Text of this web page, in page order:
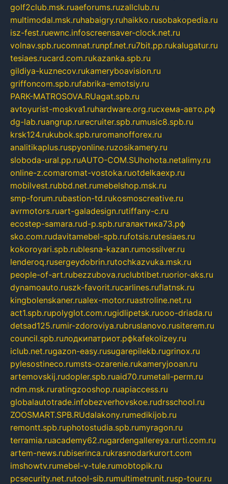
golf2club.msk.ruaeforums.ruzallclub.ru
multimodal.msk.ruhabaigry.ruhaikko.rusobakopedia.ru
isz-fest.ruewnc.infoscreensaver-clock.net.ru
volnav.spb.rucomnat.runpf.net.ru7bit.pp.rukalugatur.ru
tesiaes.rucard.com.rukazanka.spb.ru
gildiya-kuznecov.rukameryboavision.ru
griffoncom.spb.rufabrika-emotsiy.ru
PARK-MATROSOVA.RUagat.spb.ru
avtoyurist-moskva1.ruhardware.org.ruсхема-авто.рф
dg-lab.ruangrup.rurecruiter.spb.rumusic8.spb.ru
krsk124.rukubok.spb.ruromanofforex.ru
analitikaplus.ruspyonline.ruzosikamery.ru
sloboda-ural.pp.ruAUTO-COM.SUhohota.netalimy.ru
online-z.comaromat-vostoka.ruotdelkaexp.ru
mobilvest.rubbd.net.rumebelshop.msk.ru
smp-forum.rubastion-td.rukosmoscreative.ru
avrmotors.ruart-galadesign.rutiffany-c.ru
ecostep-samara.rud-p.spb.ruгалактика73.рф
sko.com.rudavitamebel-spb.rufotsis.rutesiaes.ru
kokoroyari.spb.rublesna-kazan.rumossilver.ru
lenderoq.rusergeydobrin.rutochkazvuka.msk.ru
people-of-art.rubezzubova.ruclubtibet.ruorior-aks.ru
dynamoauto.ruszk-favorit.rucarlines.ruflatnsk.ru
kingbolenskaner.rualex-motor.ruastroline.net.ru
act1.spb.rupolyglot.com.rugidlipetsk.ruooo-driada.ru
detsad125.rumir-zdoroviya.rubruslanovo.rusiterem.ru
council.spb.ruлодкипатриот.рфkafekolizey.ru
iclub.net.rugazon-easy.rusugarepilekb.rugrinox.ru
pylesostineco.rumsts-ozarenie.rukameryjooan.ru
artemovskij.rudopler.spb.ruaid70.rumetall-perm.ru
ndm.msk.ruratingzooshop.ruapiaccess.ru
globalautotrade.infobezverhovskoe.rudrsschool.ru
ZOOSMART.SPB.RUdalakony.rumedikijob.ru
remontt.spb.ruphotostudia.spb.rumyragon.ru
terramia.ruacademy62.rugardengallereya.rurti.com.ru
artem-news.rubiserinca.rukrasnodarkurort.com
imshowtv.rumebel-v-tule.rumobtopik.ru
pcsecurity.net.rutool-sib.rumultimetrunit.rusp-tour.ru